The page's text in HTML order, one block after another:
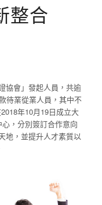
整合
協會」發起人員，共逾
待業從業人員，其中不
年10月19日成立大
，分別簽訂合作意向
地，並提升人才素質以